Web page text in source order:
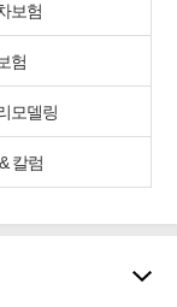
보험
험
모델링
칼럼